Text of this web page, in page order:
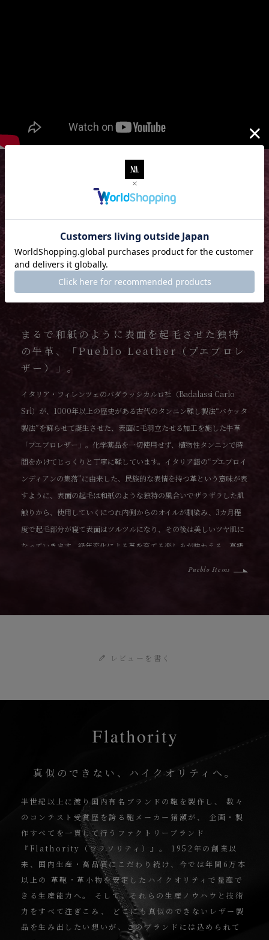
まるで和紙のように表面を起毛させた独特
の牛革、「Pueblo Leather（プエブロレ
ザー）」。
イタリア・フィレンツェのバダラッシカルロ社（Badalassi Carlo
Srl）が、1000年以上の歴史がある古代のタンニン鞣し製法“バケッタ
製法”を蘇らせて誕生させた、表面に毛羽立たせる加工を施した牛革
「プエブロレザー」。化学薬品を一切使用せず、植物性タンニンで時
間をかけてじっくりと丁寧に鞣しています。イタリア語の“プエブロイ
ンディアンの集落”に由来した、民族的な表情を持つ革という意味が表
すように、表面の起毛は和紙のような独特の風合いでザラザラした肌
触りから、使用していくにつれ内側からのオイルが馴染み、3カ月程
度で起毛部分が寝て表面はツルツルになり、その後は美しいツヤ肌に
なっていきます。経年変化による革を育てる楽しみが味わえる、高級
Pueblo Items
レビューを書く
真似のできない、ハイクオリティへ。
半世紀以上に渡り国内有名ブランドの鞄を製作し、
数々
のコンテスト受賞歴を誇る鞄メーカー猪瀬が、
企画・製
作すべてを一貫して行うファクトリーブランド
『Flathority（フラソリティ）』。
1952年の創業以
来、国内生産・高品質にこだわり続け、今では年間6万本
以上の 革鞄・革小物を安定したハイクオリティで量産で
きる生産能力へ。
そして、それらの生産ノウハウと技術
力をすべて注ぎこみ、
どこにも真似のできないレザー製
品を生み出したい想いが、このブランドには込められて